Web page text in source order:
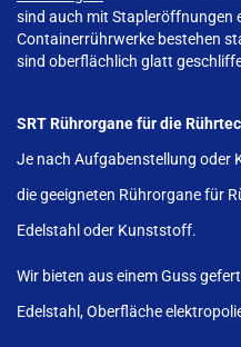
sind auch mit Stapleröffnungen
Containerrührwerke bestehen
sind oberflächlich glatt
SRT Rührorgane für die
Je nach Aufgabenstellung oder
die geeigneten Rührorgane für
Edelstahl oder Kunststoff.
Wir bieten aus einem Guss
Edelstahl, Oberfläche